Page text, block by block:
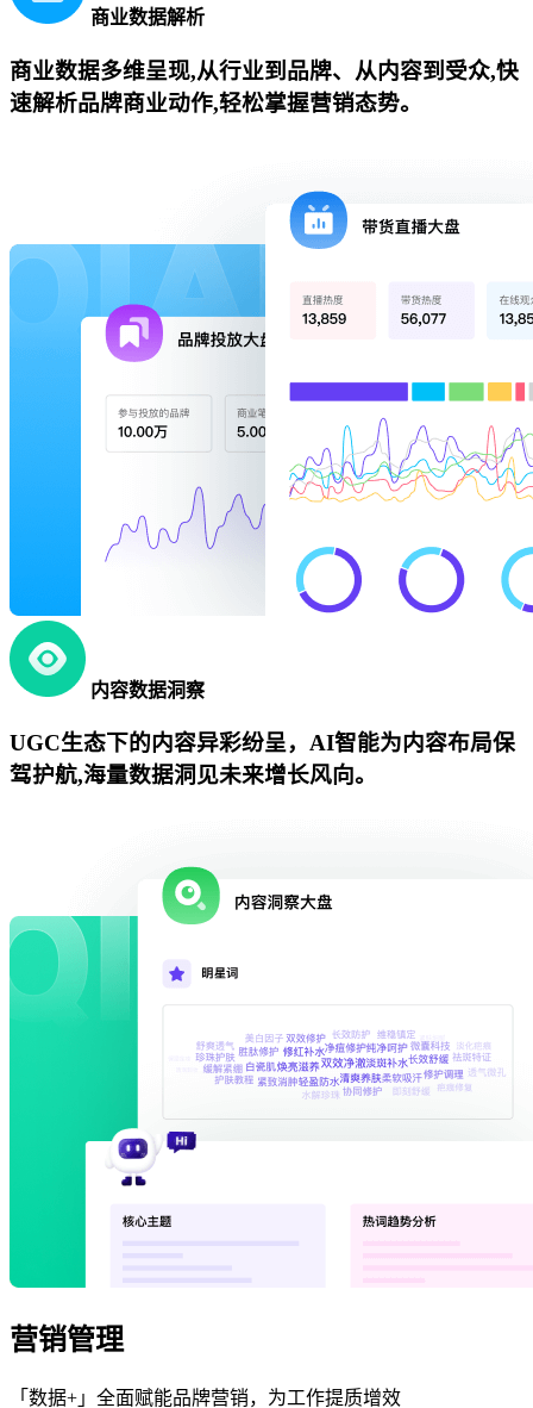
商业数据解析
商业数据多维呈现,从行业到品牌、从内容到受众,快
速解析品牌商业动作,轻松掌握营销态势。
内容数据洞察
UGC生态下的内容异彩纷呈，AI智能为内容布局保
驾护航,海量数据洞见未来增长风向。
营销管理
「数据+」全面赋能品牌营销，为工作提质增效